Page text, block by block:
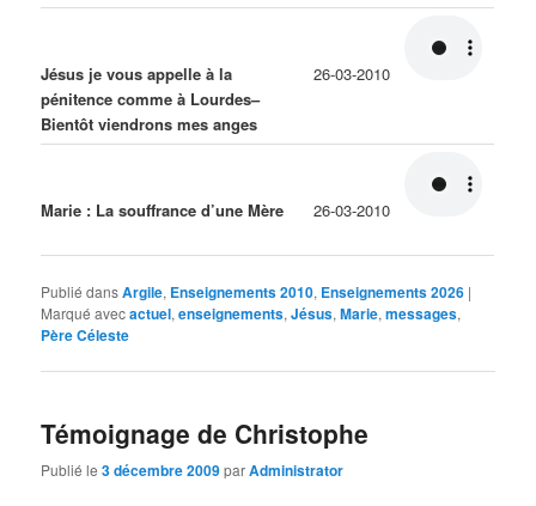
Jésus je vous appelle à la
pénitence comme à Lourdes–
Bientôt viendrons mes anges
26-03-2010
Marie : La souffrance d’une Mère 26-03-2010
Publié dansArgile, Enseignements 2010, Enseignements 2026 |
Marqué avecactuel,enseignements,Jésus,Marie,messages,
Père Céleste
Témoignage de Christophe
Publié le3 décembre 2009parAdministrator